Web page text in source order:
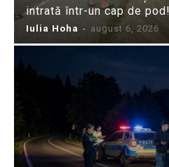
intrată într-un cap de pod!
Iulia Hoha - august 6, 2026